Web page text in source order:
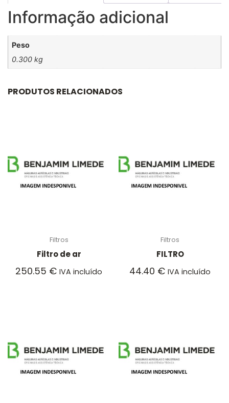
Informação adicional
Peso
0.300 kg
PRODUTOS RELACIONADOS
Filtros
Filtro de ar
250.55 € IVA incluído
Filtros
FILTRO
44.40 € IVA incluído